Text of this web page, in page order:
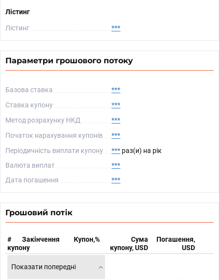
Лістинг
Лістинг ***
Параметри грошового потоку
Базова ставка
***
Ставка купону
***
Метод розрахунку НКД
***
Початок нарахування купонів
***
Періодичність виплати купону
*** раз(и) на рік
Валюта виплат
***
Дата погашення
***
Грошовий потік
#
Закінчення
купону
Купон,%
Сума
купону, USD
Погашення,
USD
Показати попередні